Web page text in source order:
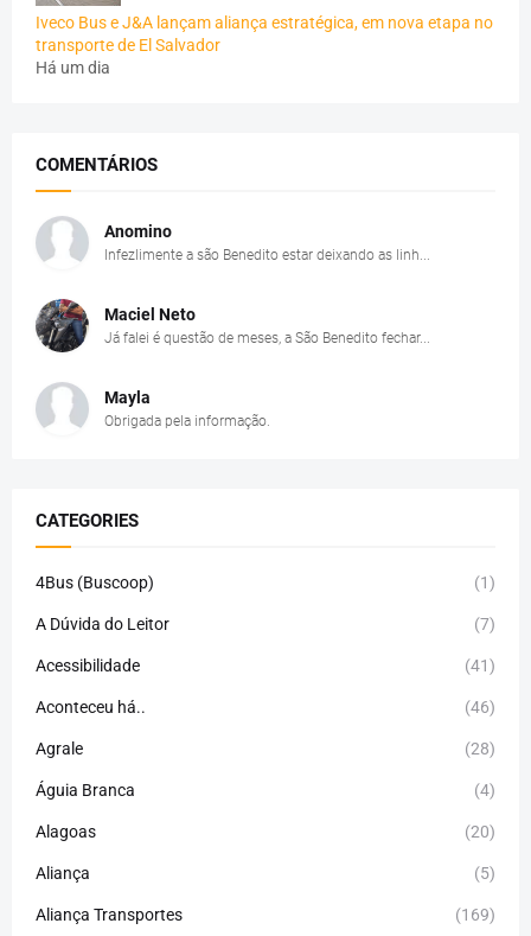
Iveco Bus e J&A lançam aliança estratégica, em nova etapa no
transporte de El Salvador
Há um dia
COMENTÁRIOS
Anomino
Infezlimente a são Benedito estar deixando as linh...
Maciel Neto
Já falei é questão de meses, a São Benedito fechar...
Mayla
Obrigada pela informação.
CATEGORIES
4Bus (Buscoop) (1)
A Dúvida do Leitor (7)
Acessibilidade (41)
Aconteceu há.. (46)
Agrale (28)
Águia Branca (4)
Alagoas (20)
Aliança (5)
Aliança Transportes (169)